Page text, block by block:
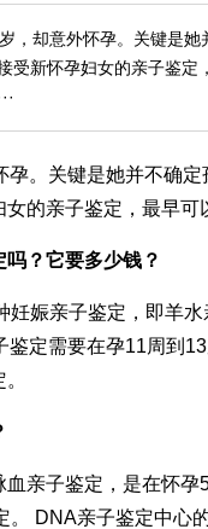
，却意外怀孕。关键是
受新怀孕妇女的亲子鉴
孕。关键是她并不确
的亲子鉴定，最早
？它要多少钱？
妊娠亲子鉴定，即羊
鉴定需要在孕11周到
亲子鉴定，是在怀
。 DNA亲子鉴定中心